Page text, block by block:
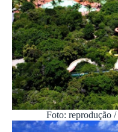
Foto: reprodução /